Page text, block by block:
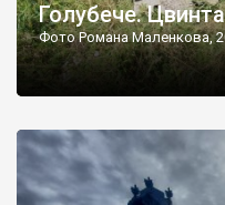
Голубече.
Фото Романа Маленкова,